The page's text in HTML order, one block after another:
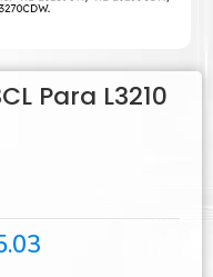
Para L3210